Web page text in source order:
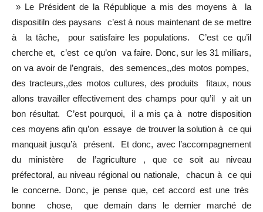
» Le Président de la République a mis des moyens à la
dispositiln des paysans c’est à nous maintenant de se mettre
à la tâche, pour satisfaire les populations. C’est ce qu’il
cherche et, c’est ce qu’on va faire. Donc, sur les 31 milliars,
on va avoir de l’engrais, des semences,,des motos pompes,
des tracteurs,,des motos cultures, des produits fitaux, nous
allons travailler effectivement des champs pour qu’il y ait un
bon résultat. C’est pourquoi, il a mis ça à notre disposition
ces moyens afin qu’on essaye de trouver la solution à ce qui
manquait jusqu’à présent. Et donc, avec l’accompagnement
du ministère de l’agriculture , que ce soit au niveau
préfectoral, au niveau régional ou nationale, chacun à ce qui
le concerne. Donc, je pense que, cet accord est une très
bonne chose, que demain dans le dernier marché de